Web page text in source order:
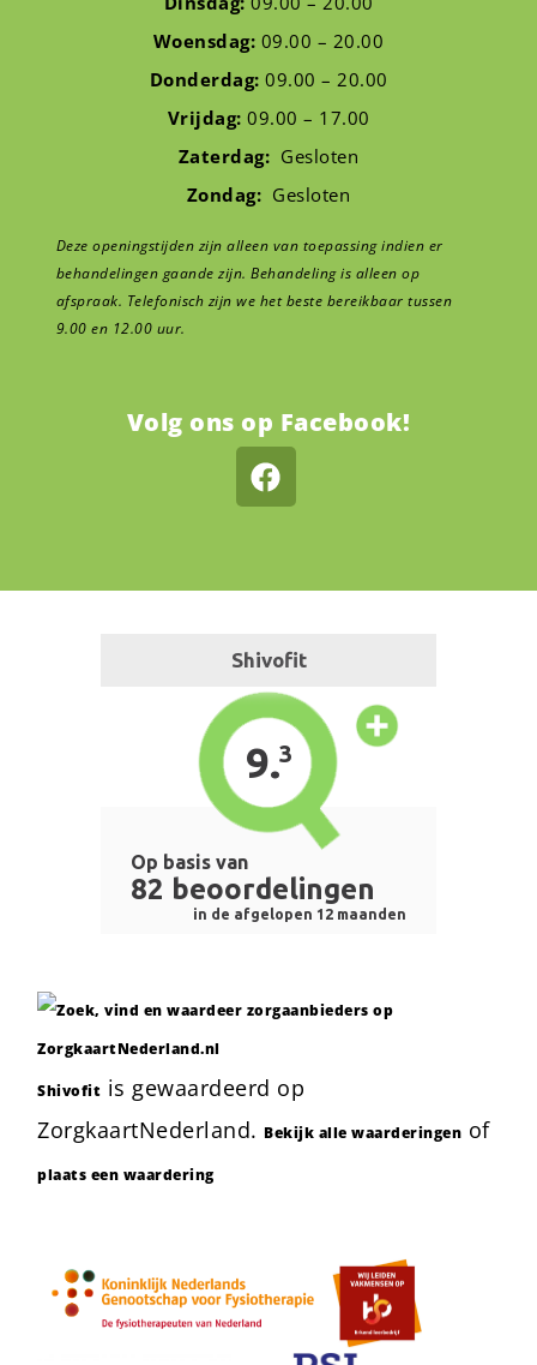
Woensdag: 09.00 – 20.00
Donderdag: 09.00 – 20.00
Vrijdag: 09.00 – 17.00
Zaterdag: Gesloten
Zondag: Gesloten
Deze openingstijden zijn alleen van toepassing indien er
behandelingen gaande zijn. Behandeling is alleen op
afspraak. Telefonisch zijn we het beste bereikbaar tussen
9.00 en 12.00 uur.
Volg ons op Facebook!
Shivofit is gewaardeerd op
ZorgkaartNederland. Bekijk alle waarderingen of
plaats een waardering